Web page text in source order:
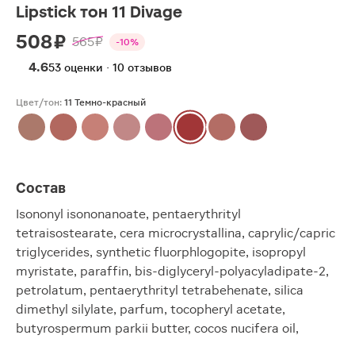
Lipstick тон 11 Divage
508 ₽ 565 ₽ -10%
4.653 оценки · 10 отзывов
Цвет/тон: 11 Темно-красный
Состав
Isononyl isononanoate, pentaerythrityl
tetraisostearate, cera microcrystallina, caprylic/capric
triglycerides, synthetic fluorphlogopite, isopropyl
myristate, paraffin, bis-diglyceryl-polyacyladipate-2,
petrolatum, pentaerythrityl tetrabehenate, silica
dimethyl silylate, parfum, tocopheryl acetate,
butyrospermum parkii butter, cocos nucifera oil,